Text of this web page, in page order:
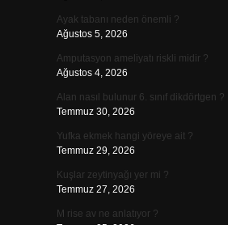
Ayak tabanı neden önemli ?
Ağustos 5, 2026
Amputasyon ameliyatı riskli midir ?
Ağustos 4, 2026
Alan nasıl bulunur 6. sınıf dikdörtgen ?
Temmuz 30, 2026
Yufka ekmek hangi yöreye ait ?
Temmuz 29, 2026
Kuşlar zeytinyağı yer mi ?
Temmuz 27, 2026
M rise av ne anlatıyor ?